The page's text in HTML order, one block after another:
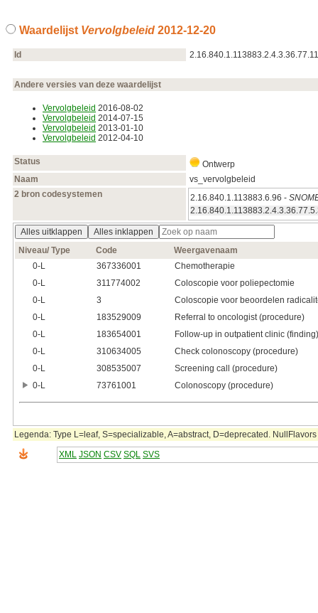
Waardelijst Vervolgbeleid 2012‑12‑20
Id
Andere versies van deze waardelijst
Vervolgbeleid 2016‑08‑02
Vervolgbeleid 2014‑07‑15
Vervolgbeleid 2013‑01‑10
Vervolgbeleid 2012‑04‑10
Status
Ontwerp
Naam
vs_vervolgbeleid
2 bron codesystemen
2.16.840.1.113883.6.96 -
Alles uitklappen
Alles inklappen
Niveau/ Type
Code
Weergavenaam
0‑L
367336001
Chemotherapie
0‑L
311774002
Coloscopie voor poliepectomie
0‑L
3
Coloscopie voor beoordelen
0‑L
183529009
Referral to oncologist (procedure)
0‑L
183654001
Follow-up in outpatient clinic (finding)
0‑L
310634005
Check colonoscopy (procedure)
0‑L
308535007
Screening call (procedure)
0‑L
73761001 Colonoscopy (procedure)
Legenda: Type L=leaf, S=specializable, A=abstract, D=deprecated.
XML JSON CSV SQL SVS